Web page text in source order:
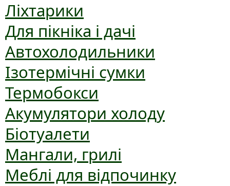
Ліхтарики
Для пікніка і дачі
Автохолодильники
Ізотермічні сумки
Термобокси
Акумулятори холоду
Біотуалети
Мангали, грилі
Меблі для відпочинку